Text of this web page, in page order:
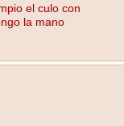
el culo con
la mano